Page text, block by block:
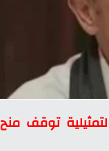
توقف منح